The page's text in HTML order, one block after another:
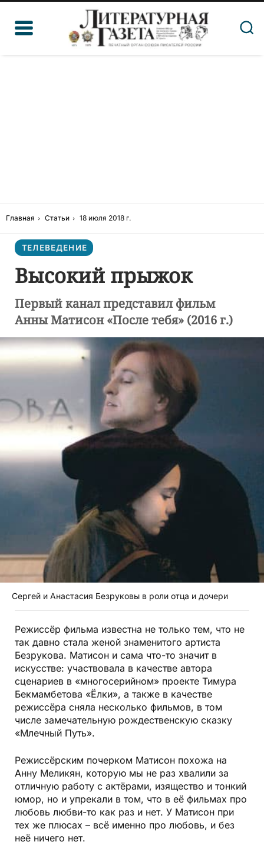
Главная Статьи 18 июля 2018 г.
ТЕЛЕВЕДЕНИЕ
Высокий прыжок
Первый канал представил фильм
Анны Матисон «После тебя» (2016 г.)
Сергей и Анастасия Безруковы в роли отца и дочери
Режиссёр фильма известна не только тем, что не
так давно стала женой знаменитого артиста
Безрукова. Матисон и сама что-то значит в
искусстве: участвовала в качестве автора
сценариев в «многосерийном» проекте Тимура
Бекмамбетова «Ёлки», а также в качестве
режиссёра сняла несколько фильмов, в том
числе замечательную рождественскую сказку
«Млечный Путь».
Режиссёрским почерком Матисон похожа на
Анну Меликян, которую мы не раз хвалили за
отличную работу с актёрами, изящество и тонкий
юмор, но и упрекали в том, что в её фильмах про
любовь любви-то как раз и нет. У Матисон при
тех же плюсах – всё именно про любовь, и без
неё ничего нет.